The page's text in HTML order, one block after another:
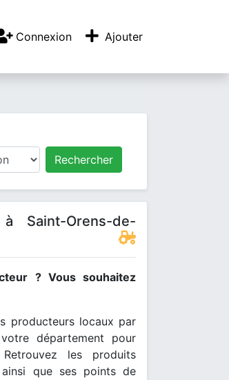
Connexion Ajouter
Rechercher
Saint-Orens-de-
? Vous souhaitez
producteurs locaux par
département pour
les produits
que ses points de